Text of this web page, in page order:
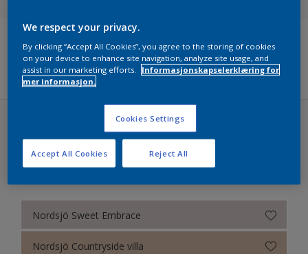
Nordsjö RAL (Painters)
5051
Årets farger 2026 fra Nordsjö – The rhythm of blues
Ferdigblandet farger
Colour Futures 2024 - Nordsjö Sweet Embrace™
Bright Skies™ - Nordsjö Colour of the Year 2022
Filters
Colour Futures 2024 - Nordsjö Sweet Embrace™ (31
farger)
Nordsjö Sweet Embrace
Nordsjö Countryside villa
We respect your privacy.
By clicking “Accept All Cookies”, you agree to the storing of cookies
on your device to enhance site navigation, analyze site usage, and
assist in our marketing efforts.
Informasjonskapselerklæring for
mer informasjon.
Cookies Settings
Reject All
Accept All Cookies